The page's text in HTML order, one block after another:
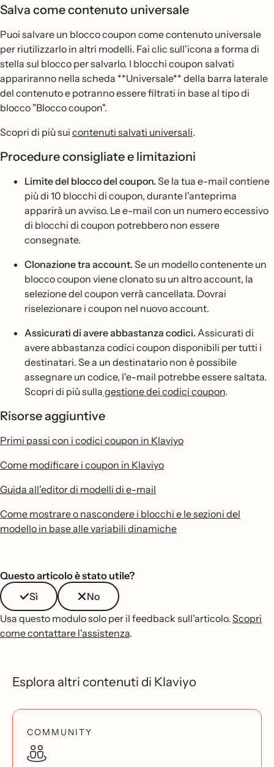
Salva come contenuto universale
Puoi salvare un blocco coupon come contenuto universale
per riutilizzarlo in altri modelli. Fai clic sull'icona a forma di
stella sul blocco per salvarlo. I blocchi coupon salvati
appariranno nella scheda **Universale** della barra laterale
del contenuto e potranno essere filtrati in base al tipo di
blocco "Blocco coupon".
Scopri di più sui contenuti salvati universali.
Procedure consigliate e limitazioni
Limite del blocco del coupon.Se la tua e-mail contiene
più di 10 blocchi di coupon, durante l'anteprima
apparirà un avviso. Le e-mail con un numero eccessivo
di blocchi di coupon potrebbero non essere
consegnate.
Clonazione tra account.Se un modello contenente un
blocco coupon viene clonato su un altro account, la
selezione del coupon verrà cancellata. Dovrai
riselezionare i coupon nel nuovo account.
Assicurati di avere abbastanza codici. Assicurati di
avere abbastanza codici coupon disponibili per tutti i
destinatari. Se a un destinatario non è possibile
assegnare un codice, l'e-mail potrebbe essere saltata.
Scopri di più sulla gestione dei codici coupon.
Risorse aggiuntive
Primi passi con i codici coupon in Klaviyo
Come modificare i coupon in Klaviyo
Guida all'editor di modelli di e-mail
Come mostrare o nascondere i blocchi e le sezioni del
modello in base alle variabili dinamiche
Questo articolo è stato utile?
Sì
No
Usa questo modulo solo per il feedback sull'articolo. Scopri
come contattare l'assistenza.
Esplora altri contenuti di Klaviyo
COMMUNITY